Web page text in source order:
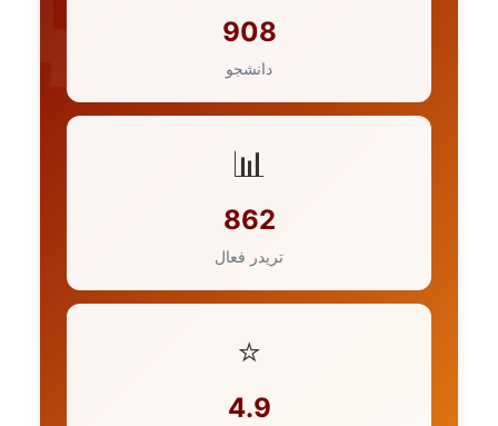
908
دانشجو
📊
862
تریدر فعال
⭐
4.9